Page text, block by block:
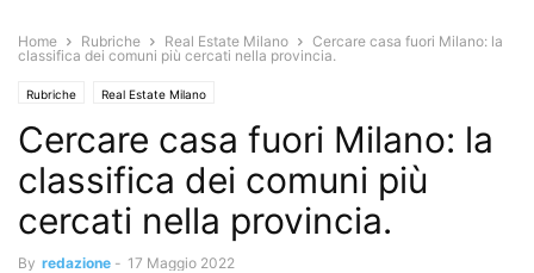
Home Rubriche Real Estate Milano
Cercare casa fuori Milano: la
classifica dei comuni più cercati nella provincia.
Rubriche Real Estate Milano
Cercare casa fuori Milano: la
classifica dei comuni più
cercati nella provincia.
By redazione - 17 Maggio 2022